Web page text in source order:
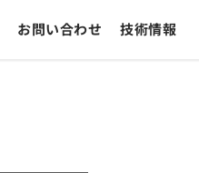
お問い合わせ 技術情報